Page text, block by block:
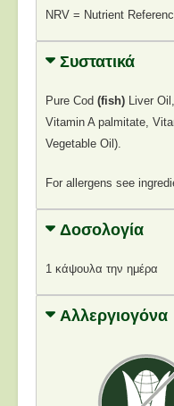
NRV = Nutrient
Συστατικά
Pure Cod (fish) Liver
Vitamin A palmitate,
Vegetable Oil).
For allergens see
Δοσολογία
1 κάψουλα την ημέρα
Αλλεργιογόνα